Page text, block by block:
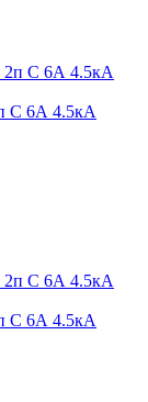
C 6А 4.5кА
C 6А 4.5кА